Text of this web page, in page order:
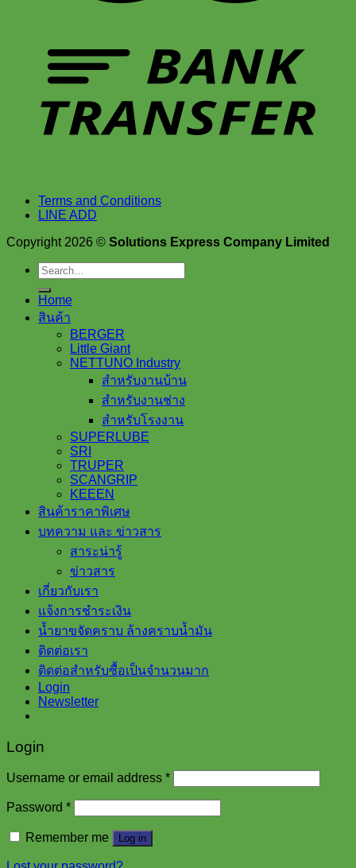
Terms and Conditions
LINE ADD
Copyright 2026 © Solutions Express Company Limited
Search
for:
Home
สินค้า
BERGER
Little Giant
NETTUNO Industry
สำหรับงานบ้าน
สำหรับงานช่าง
สำหรับโรงงาน
SUPERLUBE
SRI
TRUPER
SCANGRIP
KEEEN
สินค้าราคาพิเศษ
บทความ และ ข่าวสาร
สาระน่ารู้
ข่าวสาร
เกี่ยวกับเรา
แจ้งการชำระเงิน
น้ำยาขจัดคราบ ล้างคราบน้ำมัน
ติดต่อเรา
ติดต่อสำหรับซื้อเป็นจำนวนมาก
Login
Newsletter
Login
Username or email address *
Password *
Remember me Log in